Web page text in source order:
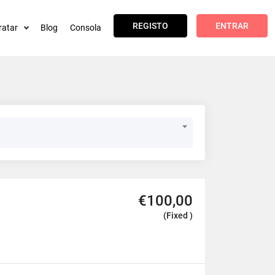
Blog Consola REGISTO ENTRAR
€100,00
(Fixed )